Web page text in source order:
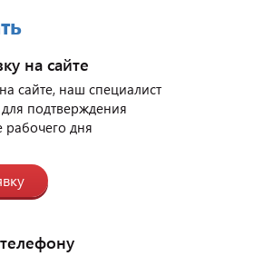
на сайте
сайте, наш специалист
подтверждения
рабочего дня